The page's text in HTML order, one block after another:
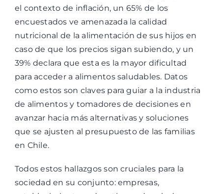
el contexto de inflación, un 65% de los
encuestados ve amenazada la calidad
nutricional de la alimentación de sus hijos en
caso de que los precios sigan subiendo, y un
39% declara que esta es la mayor dificultad
para acceder a alimentos saludables. Datos
como estos son claves para guiar a la industria
de alimentos y tomadores de decisiones en
avanzar hacia más alternativas y soluciones
que se ajusten al presupuesto de las familias
en Chile.
Todos estos hallazgos son cruciales para la
sociedad en su conjunto: empresas,